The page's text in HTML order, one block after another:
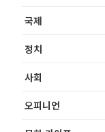
국제
정치
사회
오피니언